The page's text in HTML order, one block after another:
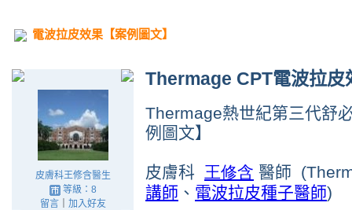
電波拉皮效果【案例圖文】
皮膚科王修含醫生
等級：8
留言｜ 加入好友
Thermage CPT電波拉皮
Thermage熱世紀第三代舒
例圖文】
皮膚科 王修含 醫師
講師 、 電波拉皮種子醫師)